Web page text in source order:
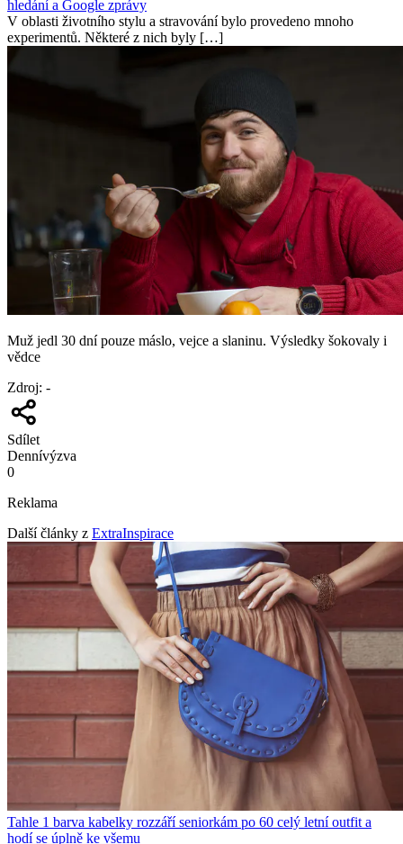
hledání a Google zprávy
V oblasti životního stylu a stravování bylo provedeno mnoho
experimentů. Některé z nich byly […]
Muž jedl 30 dní pouze máslo, vejce a slaninu. Výsledky šokovaly i
vědce
Zdroj: -
Sdílet
Dennívýzva
0
Reklama
Další články z ExtraInspirace
Tahle 1 barva kabelky rozzáří seniorkám po 60 celý letní outfit a
hodí se úplně ke všemu